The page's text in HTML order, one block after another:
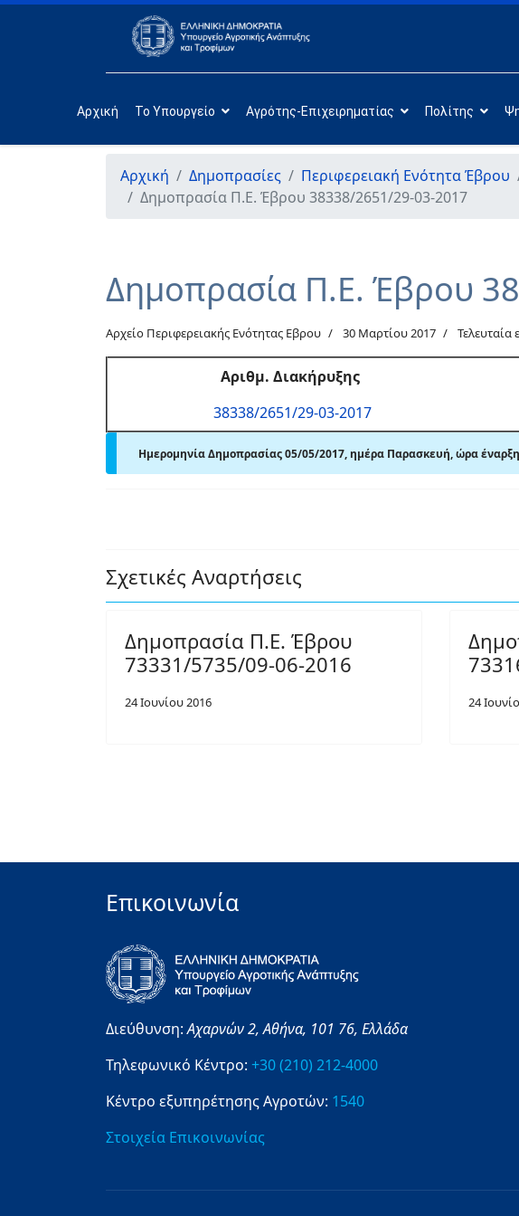
Αρχική Το Υπουργείο Αγρότης-Επιχειρηματίας Πολίτης
Αρχική Δημοπρασίες Περιφερειακή Ενότητα Έβρου
Δημοπρασία Π.Ε. Έβρου 38338/2651/29-03-2017
Δημοπρασία Π.Ε. Έβρου
Αρχείο Περιφερειακής Ενότητας Εβρου 30 Μαρτίου 2017
Αριθμ. Διακήρυξης
38338/2651/29-03-2017
Ημερομηνία Δημοπρασίας 05/05/2017, ημέρα Παρασκευή, ώρα
Σχετικές Αναρτήσεις
Δημοπρασία Π.Ε. Έβρου
73331/5735/09-06-2016
24 Ιουνίου 2016 24
Επικοινωνία
Διεύθυνση:Αχαρνών 2,Αθήνα, 101 76, Ελλάδα
Τηλεφωνικό Κέντρο: +30 (210) 212-4000
Κέντρο εξυπηρέτησης Αγροτών: 1540
Στοιχεία Επικοινωνίας